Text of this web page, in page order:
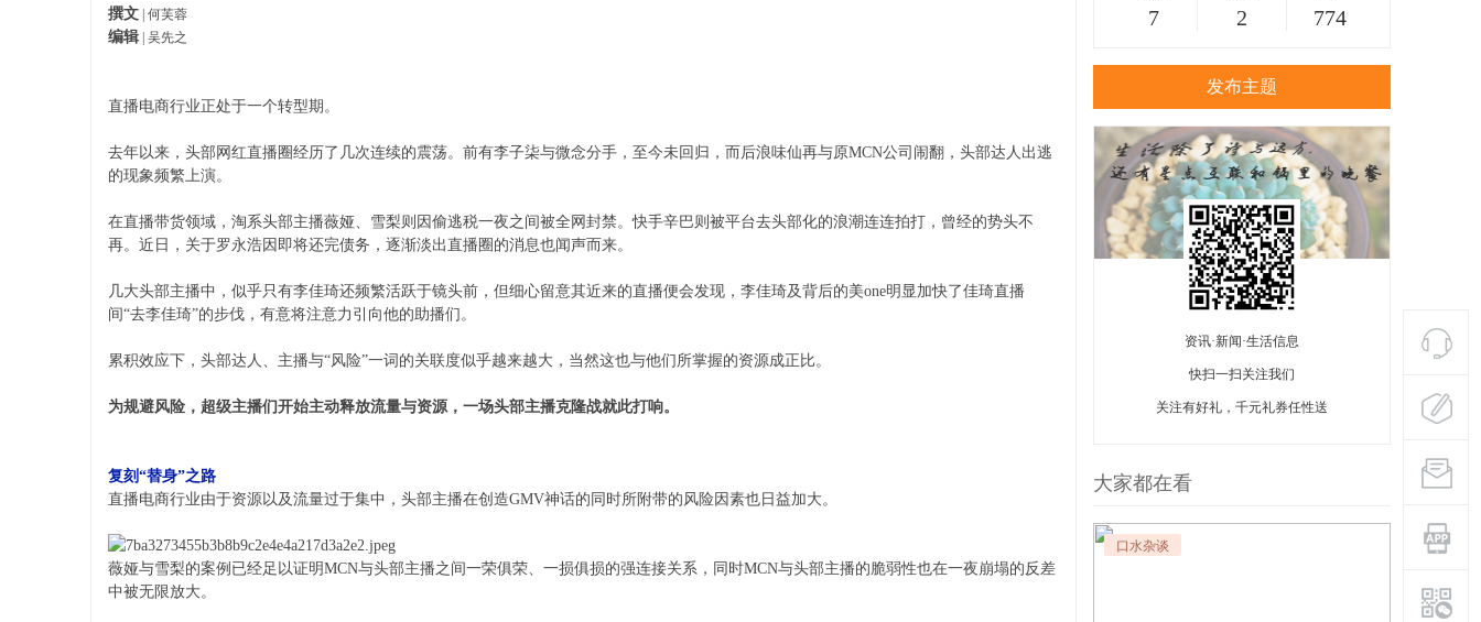
撰文 | 何芙蓉
编辑 | 吴先之
直播电商行业正处于一个转型期。
去年以来，头部网红直播圈经历了几次连续的震荡。前有李子柒与微念分手，至今未回归，而后浪味仙再与原MCN公司闹翻，头部达人出逃
的现象频繁上演。
在直播带货领域，淘系头部主播薇娅、雪梨则因偷逃税一夜之间被全网封禁。快手辛巴则被平台去头部化的浪潮连连拍打，曾经的势头不
再。近日，关于罗永浩因即将还完债务，逐渐淡出直播圈的消息也闻声而来。
几大头部主播中，似乎只有李佳琦还频繁活跃于镜头前，但细心留意其近来的直播便会发现，李佳琦及背后的美one明显加快了佳琦直播
间“去李佳琦”的步伐，有意将注意力引向他的助播们。
累积效应下，头部达人、主播与“风险”一词的关联度似乎越来越大，当然这也与他们所掌握的资源成正比。
为规避风险，超级主播们开始主动释放流量与资源，一场头部主播克隆战就此打响。
复刻“替身”之路
直播电商行业由于资源以及流量过于集中，头部主播在创造GMV神话的同时所附带的风险因素也日益加大。
薇娅与雪梨的案例已经足以证明MCN与头部主播之间一荣俱荣、一损俱损的强连接关系，同时MCN与头部主播的脆弱性也在一夜崩塌的反差
中被无限放大。
7 2 774
发布主题
资讯·新闻·生活信息
快扫一扫关注我们
关注有好礼，千元礼券任性送
大家都在看
口水杂谈